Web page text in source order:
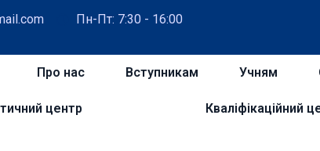
Пн-Пт: 7:30 - 16:00
Про нас Вступникам Учням
центр Кваліфікаційний